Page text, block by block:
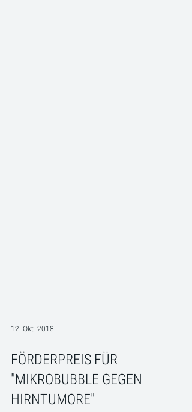
12. Okt. 2018
FÖRDERPREIS FÜR
"MIKROBUBBLE GEGEN